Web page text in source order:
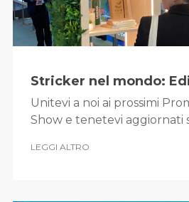
Stricker nel mondo:
Unitevi a noi ai prossimi
Show e tenetevi aggiornati
LEGGI ALTRO